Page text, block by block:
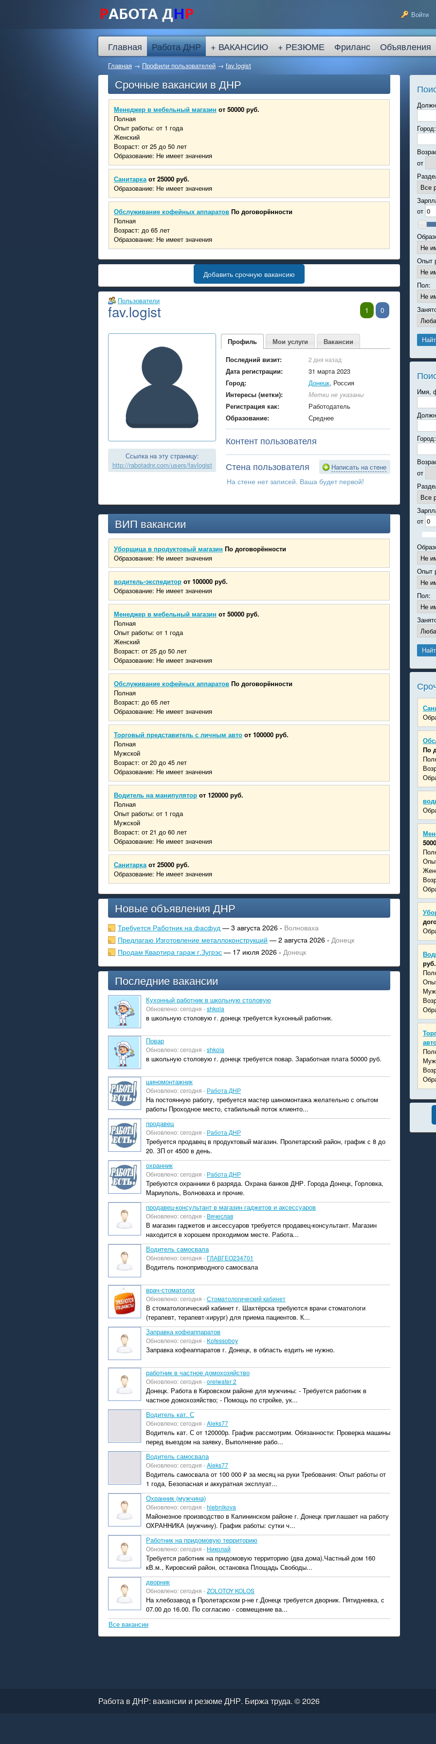
Войти
Главная Работа ДНР + ВАКАНСИЮ + РЕЗЮМЕ Фриланс Объявления
Главная → Профили пользователей → fav.logist
Срочные вакансии в ДНР
Менеджер в мебельный магазин от 50000 руб.
Полная
Опыт работы: от 1 года
Женский
Возраст: от 25 до 50 лет
Образование: Не имеет значения
Санитарка от 25000 руб.
Образование: Не имеет значения
Обслуживание кофейных аппаратов По договорённости
Полная
Возраст: до 65 лет
Образование: Не имеет значения
Добавить срочную вакансию
1 0
Пользователи
fav.logist
Ссылка на эту страницу:
http://rabotadnr.com/users/favlogist
Профиль Мои услуги
Вакансии
Последний визит:
2 дня назад
Дата регистрации:
31 марта 2023
Город:
Донецк, Россия
Интересы (метки):
Метки не указаны
Регистрация как:
Работодатель
Образование:
Среднее
Контент пользователя
Стена пользователя Написать на стене
На стене нет записей. Ваша будет первой!
ВИП вакансии
Уборщица в продуктовый магазин По договорённости
Образование: Не имеет значения
водитель-экспедитор от 100000 руб.
Образование: Не имеет значения
Менеджер в мебельный магазин от 50000 руб.
Полная
Опыт работы: от 1 года
Женский
Возраст: от 25 до 50 лет
Образование: Не имеет значения
Обслуживание кофейных аппаратов По договорённости
Полная
Возраст: до 65 лет
Образование: Не имеет значения
Торговый представитель с личным авто от 100000 руб.
Полная
Мужской
Возраст: от 20 до 45 лет
Образование: Не имеет значения
Водитель на манипулятор от 120000 руб.
Полная
Опыт работы: от 1 года
Мужской
Возраст: от 21 до 60 лет
Образование: Не имеет значения
Санитарка от 25000 руб.
Образование: Не имеет значения
Новые объявления ДНР
Требуется Работник на фасфуд — 3 августа 2026 - Волноваха
Предлагаю Изготовление металлоконструкций — 2 августа 2026 - Донецк
Продам Квартира гараж г.Зугрэс — 17 июля 2026 - Донецк
Последние вакансии
Кухонный работник в школьную столовую
Обновлено: сегодня -shkola
в школьную столовую г. донецк требуется kухонный работник.
Повар
Обновлено: сегодня -shkola
в школьную столовую г. донецк требуется повар. Заработная плата 50000 руб.
шиномонтажник
Обновлено: сегодня - Работа ДНР
На постоянную работу, требуется мастер шиномонтажа желательно с опытом
работы Проходное место, стабильный поток клиенто...
продавец
Обновлено: сегодня - Работа ДНР
Требуется продавец в продуктовый магазин. Пролетарский район, график с 8 до
20. ЗП от 4500 в день.
охранник
Обновлено: сегодня - Работа ДНР
Требуются охранники 6 разряда. Охрана банков ДНР. Города Донецк, Горловка,
Мариуполь, Волноваха и прочие.
продавец-консультант в магазин гаджетов и аксессуаров
Обновлено: сегодня - Вячеслав
В магазин гаджетов и аксессуаров требуется продавец-консультант. Магазин
находится в хорошем проходимом месте. Работа...
Водитель самосвала
Обновлено: сегодня - ГЛАВГЕО234701
Водитель поноприводного самосвала
врач-стоматолог
Обновлено: сегодня -Стоматологический кабинет
В стоматологический кабинет г. Шахтёрска требуются врачи стоматологи
(терапевт, терапевт-хирург) для приема пациентов. К...
Заправка кофеаппаратов
Обновлено: сегодня - Kofessoboy
Заправка кофеаппаратов г. Донецк, в область ездить не нужно.
работник в частное домохозяйство
Обновлено: сегодня -orelwater 2
Донецк. Работа в Кировском районе для мужчины: - Требуется работник в
частное домохозяйство; - Помощь по стройке, ук...
Водитель кат. С
Обновлено: сегодня -Aleks77
Водитель кат. С от 120000р. График рассмотрим. Обязанности: Проверка машины
перед выездом на заявку, Выполнение рабо...
Водитель самосвала
Обновлено: сегодня -Aleks77
Водитель самосвала от 100 000 ₽ за месяц на руки Требования: Опыт работы от
1 года, Безопасная и аккуратная эксплуат...
Охранник (мужчина)
Обновлено: сегодня -hlebnikova
Майонезное производство в Калининском районе г. Донецк приглашает на работу
ОХРАННИКА (мужчину). График работы: сутки ч...
Работник на придомовую территорию
Обновлено: сегодня - Николай
Требуется работник на придомовую территорию (два дома).Частный дом 160
кВ.м., Кировский район, остановка Площадь Свободы...
дворник
Обновлено: сегодня -ZOLOTOY KOLOS
На хлебозавод в Пролетарском р-не г.Донецк требуется дворник. Пятидневка, с
07.00 до 16.00. По согласию - совмещение ва...
Все вакансии
Город:
от
от
Опыт
Пол:
Имя,
Город:
от
от
Опыт
Пол:
По
руб.
Работа в ДНР: вакансии и резюме ДНР. Биржа труда. © 2026